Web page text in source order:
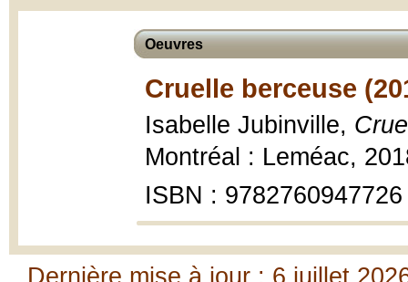
Oeuvres
Cruelle berceuse
Isabelle Jubinville,
Montréal : Leméac,
ISBN : 9782760947726
Dernière mise à jour : 6 juillet